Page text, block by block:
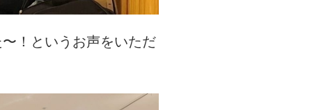
！というお声をいただ